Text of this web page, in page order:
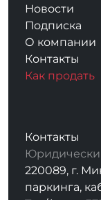
Новости
Подписка
О компании
Контакты
Как продать
Контакты
220089, г.
паркинга,